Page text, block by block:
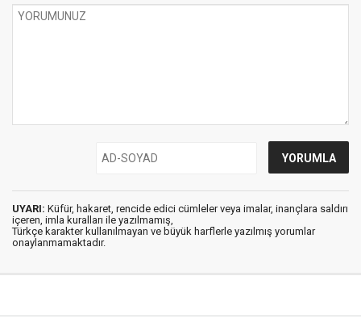
UYARI: Küfür, hakaret, rencide edici cümleler veya imalar, inançlara saldırı
içeren, imla kuralları ile yazılmamış,
Türkçe karakter kullanılmayan ve büyük harflerle yazılmış yorumlar
onaylanmamaktadır.